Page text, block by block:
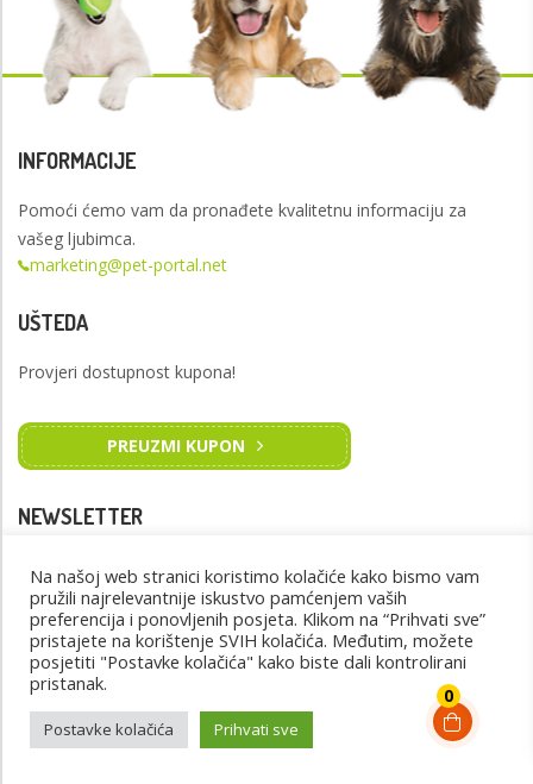
0
INFORMACIJE
Pomoći ćemo vam da pronađete kvalitetnu informaciju za
vašeg ljubimca.
marketing@pet-portal.net
UŠTEDA
Provjeri dostupnost kupona!
PREUZMI KUPON
NEWSLETTER
Prijavite se na naš newsletter kako biste primali novosti
PRIJAVI SE
Na našoj web stranici koristimo kolačiće kako bismo vam
pružili najrelevantnije iskustvo pamćenjem vaših
preferencija i ponovljenih posjeta. Klikom na “Prihvati sve”
pristajete na korištenje SVIH kolačića. Međutim, možete
posjetiti "Postavke kolačića" kako biste dali kontrolirani
pristanak.
Postavke kolačića Prihvati sve